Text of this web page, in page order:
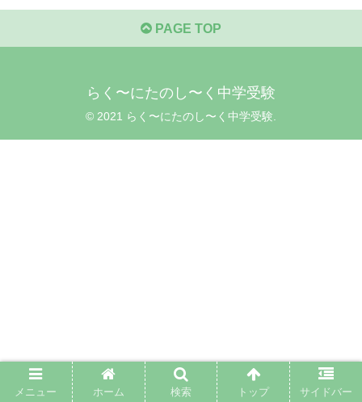
PAGE TOP
らく〜にたのし〜く中学受験
© 2021 らく〜にたのし〜く中学受験.
メニュー ホーム 検索 トップ サイドバー